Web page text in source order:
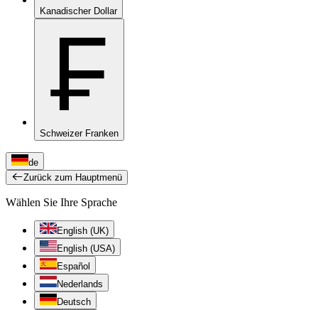
Kanadischer Dollar
₣
Schweizer Franken
de
Zurück zum Hauptmenü
Wählen Sie Ihre Sprache
English (UK)
English (USA)
Español
Nederlands
Deutsch